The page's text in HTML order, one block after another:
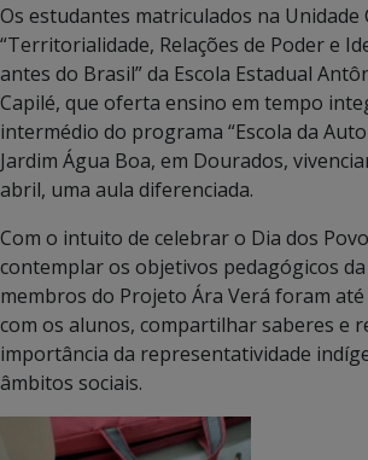
Os estudantes matriculados na Unidade
“Territorialidade, Relações de Poder e
antes do Brasil” da Escola Estadual
Capilé, que oferta ensino em tempo
intermédio do programa “Escola da
Jardim Água Boa, em Dourados,
abril, uma aula diferenciada.
Com o intuito de celebrar o Dia dos
contemplar os objetivos pedagógicos
membros do Projeto Ára Verá foram
com os alunos, compartilhar saberes e
importância da representatividade
âmbitos sociais.